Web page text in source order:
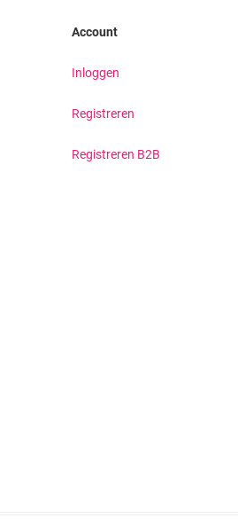
Account
Inloggen
Registreren
Registreren B2B